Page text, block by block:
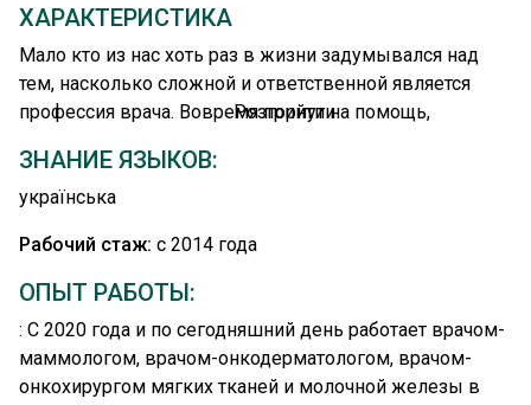
ХАРАКТЕРИСТИКА
Мало кто из нас хоть раз в жизни задумывался над
тем, насколько сложной и ответственной является
профессия врача. Вовремя прийти на помощь,
навредить...
профессионалом своего дела, но и другом, который
поддержит, посочувствует, утешит. Именно таким
врачом является Борисенко Анастасия Сергеевна –
онколог-маммолог, онкодерматолог, онкохирург
«Европейского Радиологического Центра».
Розгорнути
ЗНАНИЕ ЯЗЫКОВ:
українська
Рабочий стаж: с 2014 года
ОПЫТ РАБОТЫ:
: С 2020 года и по сегодняшний день работает врачом-
маммологом, врачом-онкодерматологом, врачом-
онкохирургом мягких тканей и молочной железы в